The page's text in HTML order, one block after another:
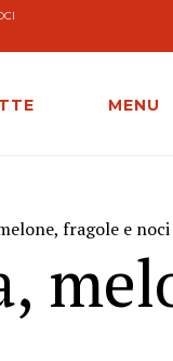
MENU
fragole e noci